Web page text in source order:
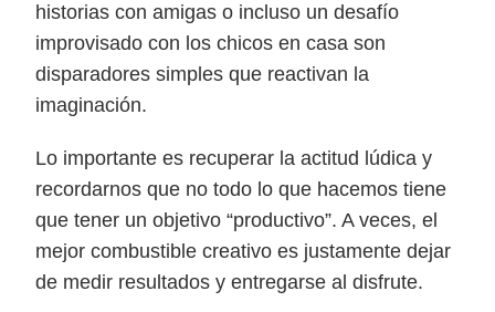
historias con amigas o incluso un desafío
improvisado con los chicos en casa son
disparadores simples que reactivan la
imaginación.
Lo importante es recuperar la actitud lúdica y
recordarnos que no todo lo que hacemos tiene
que tener un objetivo “productivo”. A veces, el
mejor combustible creativo es justamente dejar
de medir resultados y entregarse al disfrute.